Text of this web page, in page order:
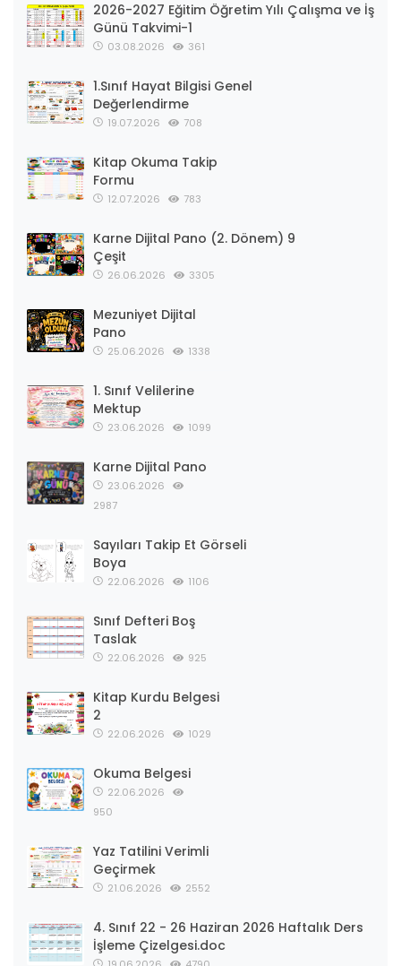
2026-2027 Eğitim Öğretim Yılı Çalışma ve İş
Günü Takvimi-1
03.08.2026 361
1.Sınıf Hayat Bilgisi Genel
Değerlendirme
19.07.2026 708
Kitap Okuma Takip
Formu
12.07.2026 783
Karne Dijital Pano (2. Dönem) 9
Çeşit
26.06.2026 3305
Mezuniyet Dijital
Pano
25.06.2026 1338
1. Sınıf Velilerine
Mektup
23.06.2026 1099
Karne Dijital Pano
23.06.2026
2987
Sayıları Takip Et Görseli
Boya
22.06.2026 1106
Sınıf Defteri Boş
Taslak
22.06.2026 925
Kitap Kurdu Belgesi
2
22.06.2026 1029
Okuma Belgesi
22.06.2026
950
Yaz Tatilini Verimli
Geçirmek
21.06.2026 2552
4. Sınıf 22 - 26 Haziran 2026 Haftalık Ders
İşleme Çizelgesi.doc